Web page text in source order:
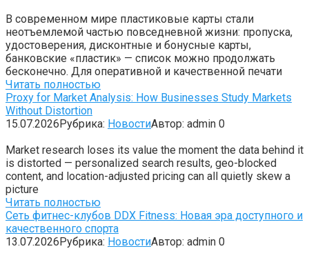
В современном мире пластиковые карты стали
неотъемлемой частью повседневной жизни: пропуска,
удостоверения, дисконтные и бонусные карты,
банковские «пластик» — список можно продолжать
бесконечно. Для оперативной и качественной печати
Читать полностью
Proxy for Market Analysis: How Businesses Study Markets
Without Distortion
15.07.2026Рубрика: НовостиАвтор: admin 0
Market research loses its value the moment the data behind it
is distorted — personalized search results, geo-blocked
content, and location-adjusted pricing can all quietly skew a
picture
Читать полностью
Сеть фитнес-клубов DDX Fitness: Новая эра доступного и
качественного спорта
13.07.2026Рубрика: НовостиАвтор: admin 0